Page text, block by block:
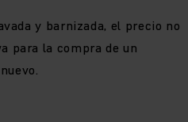
y barnizada, el precio no
para la compra de un